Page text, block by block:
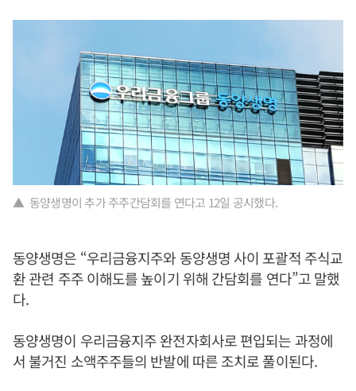
▲ 동양생명이 추가 주주간담회를 연다고 12일 공시했다.
동양생명은 “우리금융지주와 동양생명 사이 포괄적 주식교
환 관련 주주 이해도를 높이기 위해 간담회를 연다”고 말했
다.
동양생명이 우리금융지주 완전자회사로 편입되는 과정에
서 불거진 소액주주들의 반발에 따른 조치로 풀이된다.